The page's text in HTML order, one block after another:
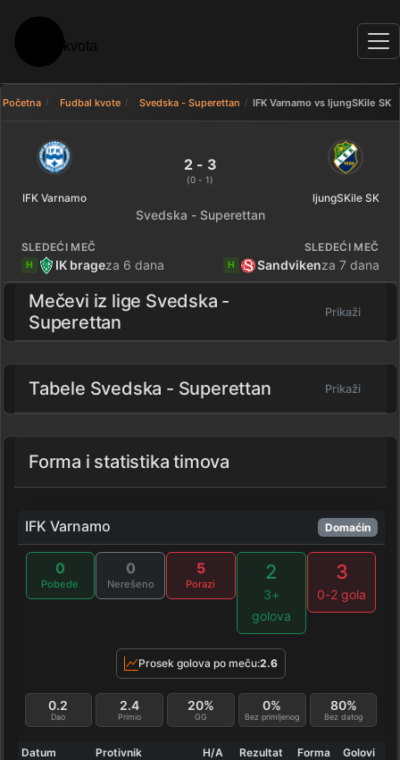
Početna Fudbal kvote Svedska - Superettan IFK Varnamo vs ljungSKile SK
IFK Varnamo 2 - 3 ljungSKile
IFK Varnamo
2 - 3
(0 - 1)
ljungSKile SK
Svedska - Superettan
SLEDEĆI MEČ
H IK brageza 6 dana
SLEDEĆI MEČ
H Sandvikenza 7 dana
Mečevi iz lige Svedska -
Superettan
Prikaži
Tabele Svedska - Superettan Prikaži
Forma i statistika timova
IFK Varnamo Domaćin
0
Pobede
0
Nerešeno
5
Porazi
2
3+
golova
3
0-2 gola
Prosek golova po meču:2.6
Dao
0.2
Primio
2.4
GG
20%
Bez primljenog
0%
Bez datog
80%
Datum Protivnik H/A Rezultat Forma
Golovi